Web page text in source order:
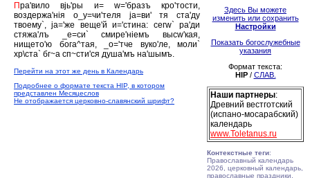
Пра'вило вjь'ры и= w='бразъ кро'тости,
воздержа'нiя о_у=чи'теля jа=ви' тя ста'ду
твоему`, jа='же веще'й и='стина: сегw` ра'ди
стяжа'лъ _е=си` смире'нiемъ высw'кая,
нището'ю бога^тая, _о='тче вуко'ле, моли`
хр\ста` бг~а сп~сти'ся душа'мъ на'шымъ.
Перейти на этот же день в Календарь
Подробнее о формате текста HIP, в котором
представлен Месяцеслов
Не отображается церковно-славянский шрифт?
Здесь Вы можете
изменить или сохранить
Настройки
Показать богослужебные
указания
Формат текста:
HIP/ СЛАВ.
Наши партнеры:
Древний вестготский
(испано-мосарабский)
календарь
www.Toletanus.ru
Контекстные теги:
Православный календарь
2026, церковный календарь,
православные праздники,